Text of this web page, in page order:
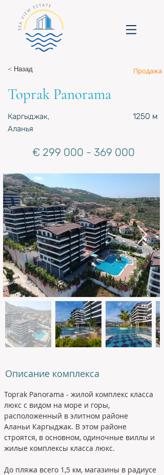
< Назад Продажа
Toprak Panorama
Каргыджак,
Аланья
1250 м
€ 299 000 - 369 000
Описание комплекса
Toprak Panorama - жилой комплекс класса
люкс с видом на море и горы,
расположенный в элитном районе
Аланьи Каргыджак. В этом районе
строятся, в основном, одиночные виллы и
жилые комплексы класса люкс.
До пляжа всего 1,5 км, магазины в радиусе